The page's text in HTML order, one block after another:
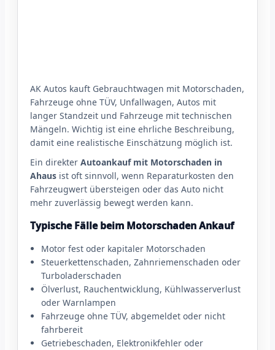
AK Autos kauft Gebrauchtwagen mit Motorschaden,
Fahrzeuge ohne TÜV, Unfallwagen, Autos mit
langer Standzeit und Fahrzeuge mit technischen
Mängeln. Wichtig ist eine ehrliche Beschreibung,
damit eine realistische Einschätzung möglich ist.
Ein direkter Autoankauf mit Motorschaden in
Ahaus ist oft sinnvoll, wenn Reparaturkosten den
Fahrzeugwert übersteigen oder das Auto nicht
mehr zuverlässig bewegt werden kann.
Typische Fälle beim Motorschaden Ankauf
Motor fest oder kapitaler Motorschaden
Steuerkettenschaden, Zahnriemenschaden oder
Turboladerschaden
Ölverlust, Rauchentwicklung, Kühlwasserverlust
oder Warnlampen
Fahrzeuge ohne TÜV, abgemeldet oder nicht
fahrbereit
Getriebeschaden, Elektronikfehler oder